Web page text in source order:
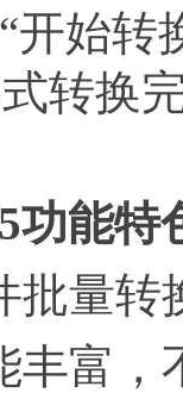
开始转
转换
功能特
量转
富，